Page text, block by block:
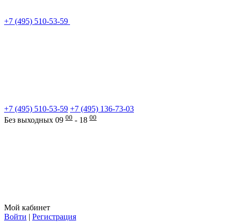
+7 (495) 510-53-59
+7 (495) 510-53-59 +7 (495) 136-73-03
Без выходных 09 00 - 18 00
Мой кабинет
Войти | Регистрация